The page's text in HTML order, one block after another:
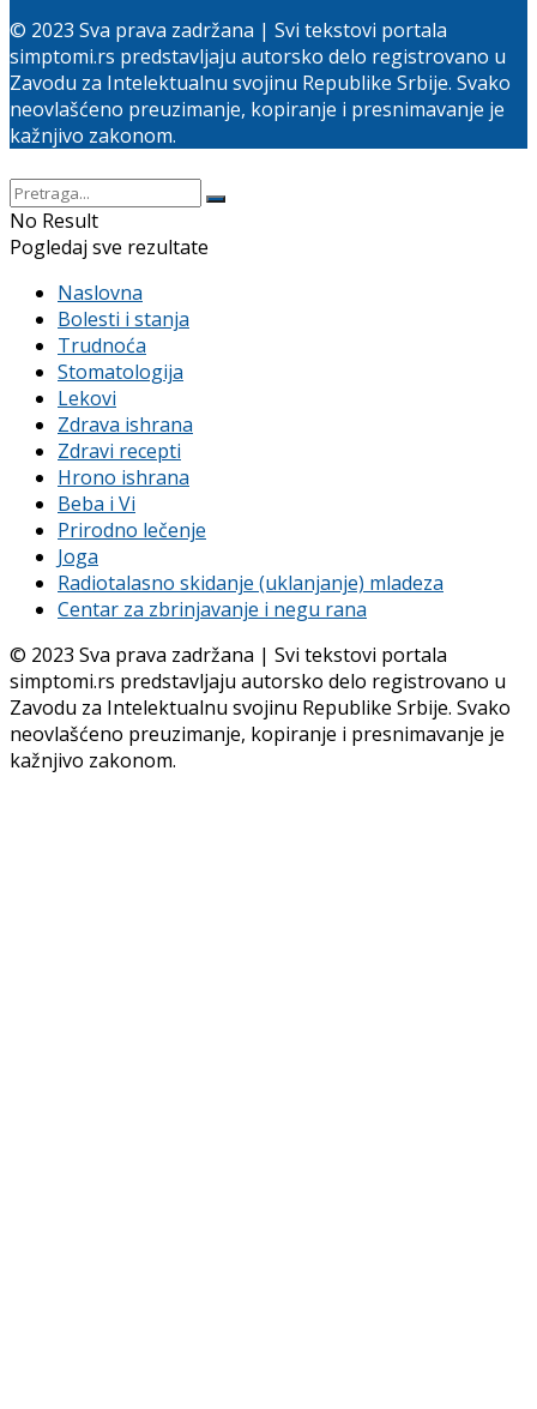
© 2023 Sva prava zadržana | Svi tekstovi portala
simptomi.rs predstavljaju autorsko delo registrovano u
Zavodu za Intelektualnu svojinu Republike Srbije. Svako
neovlašćeno preuzimanje, kopiranje i presnimavanje je
kažnjivo zakonom.
No Result
Pogledaj sve rezultate
Naslovna
Bolesti i stanja
Trudnoća
Stomatologija
Lekovi
Zdrava ishrana
Zdravi recepti
Hrono ishrana
Beba i Vi
Prirodno lečenje
Joga
Radiotalasno skidanje (uklanjanje) mladeza
Centar za zbrinjavanje i negu rana
© 2023 Sva prava zadržana | Svi tekstovi portala
simptomi.rs predstavljaju autorsko delo registrovano u
Zavodu za Intelektualnu svojinu Republike Srbije. Svako
neovlašćeno preuzimanje, kopiranje i presnimavanje je
kažnjivo zakonom.